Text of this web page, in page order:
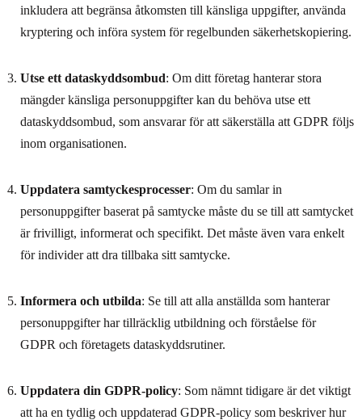
inkludera att begränsa åtkomsten till känsliga uppgifter, använda
kryptering och införa system för regelbunden säkerhetskopiering.
Utse ett dataskyddsombud: Om ditt företag hanterar stora
mängder känsliga personuppgifter kan du behöva utse ett
dataskyddsombud, som ansvarar för att säkerställa att GDPR följs
inom organisationen.
Uppdatera samtyckesprocesser: Om du samlar in
personuppgifter baserat på samtycke måste du se till att samtycket
är frivilligt, informerat och specifikt. Det måste även vara enkelt
för individer att dra tillbaka sitt samtycke.
Informera och utbilda: Se till att alla anställda som hanterar
personuppgifter har tillräcklig utbildning och förståelse för
GDPR och företagets dataskyddsrutiner.
Uppdatera din GDPR-policy: Som nämnt tidigare är det viktigt
att ha en tydlig och uppdaterad GDPR-policy som beskriver hur